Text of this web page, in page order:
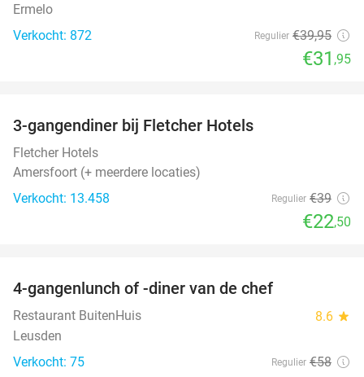
Ermelo
Verkocht: 872
Regulier €39,95
€31 ,95
3-gangendiner bij Fletcher Hotels
Fletcher Hotels
Amersfoort (+ meerdere locaties)
Verkocht: 13.458
Regulier €39
€22,50
4-gangenlunch of -diner van de chef
Restaurant BuitenHuis 8.6 star
Leusden
Verkocht: 75
Regulier €58